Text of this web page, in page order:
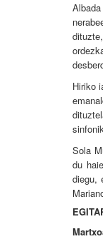
Hiriko
Sola
du
diegu,